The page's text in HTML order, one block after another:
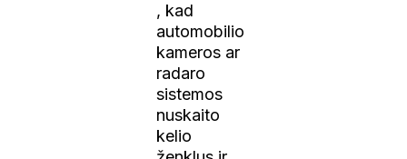
, kad
automobilio
kameros ar
radaro
sistemos
nuskaito
kelio